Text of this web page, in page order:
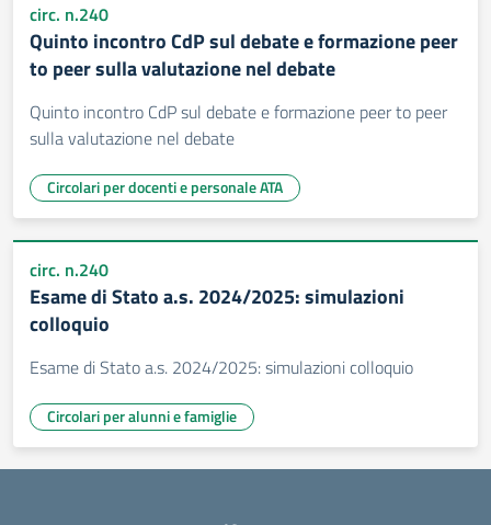
circ. n.240
Quinto incontro CdP sul debate e formazione peer
to peer sulla valutazione nel debate
Quinto incontro CdP sul debate e formazione peer to peer
sulla valutazione nel debate
Circolari per docenti e personale ATA
circ. n.240
Esame di Stato a.s. 2024/2025: simulazioni
colloquio
Esame di Stato a.s. 2024/2025: simulazioni colloquio
Circolari per alunni e famiglie